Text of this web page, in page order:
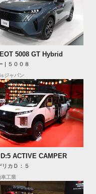
5008 GT Hybrid
| ５００８
ジャパン
ACTIVE CAMPER
リカＤ：５
車工業